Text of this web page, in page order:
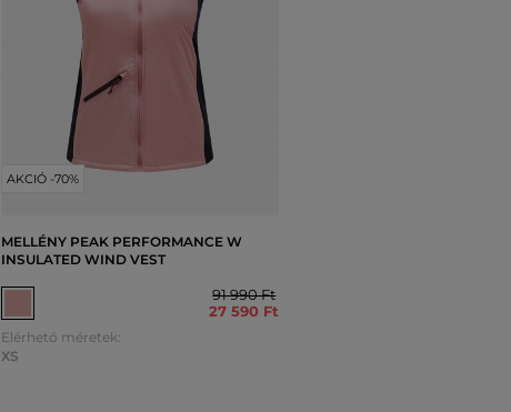
AKCIÓ -70%
MELLÉNY PEAK PERFORMANCE W
INSULATED WIND VEST
91 990 Ft
27 590 Ft
Elérhető méretek:
XS